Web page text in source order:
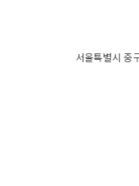
서울특별시 중